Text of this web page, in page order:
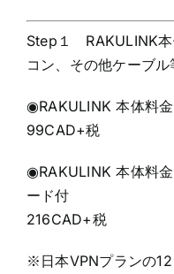
Step１ RAKULINK
コン、その他ケーブ
◉RAKULINK 本体料金
99CAD+税
◉RAKULINK 本体料
ード付
216CAD+税
※日本VPNプランの